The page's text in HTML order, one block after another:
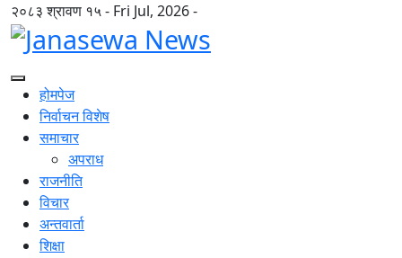
२०८३ श्रावण १५ - Fri Jul, 2026 -
होमपेज
निर्वाचन विशेष
समाचार
अपराध
राजनीति
विचार
अन्तवार्ता
शिक्षा